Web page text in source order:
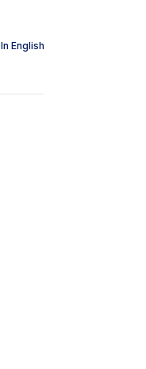
In English